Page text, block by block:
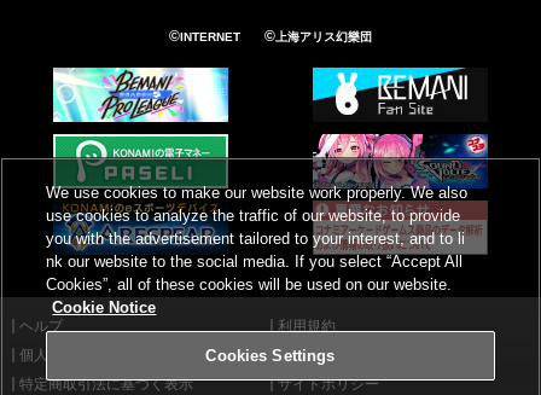
©INTERNET ©上海アリス幻樂団
ヘルプ
利用規約
個人情報等保護方針
外部送信について
特定商取引法に基づく表示
サイトポリシー
We use cookies to make our website work properly. We also
use cookies to analyze the traffic of our website, to provide
you with the advertisement tailored to your interest, and to li
nk our website to the social media. If you select “Accept All
Cookies”, all of these cookies will be used on our website.
Cookie Notice
Cookies Settings